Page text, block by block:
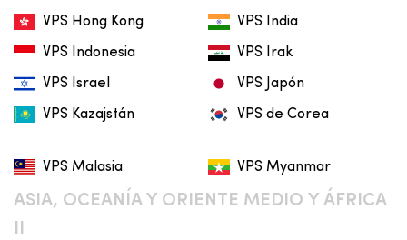
VPS Hong Kong VPS India
VPS Indonesia VPS Irak
VPS Israel VPS Japón
VPS Kazajstán VPS de Corea
VPS Malasia VPS Myanmar
ASIA, OCEANÍA Y ORIENTE MEDIO Y ÁFRICA
II